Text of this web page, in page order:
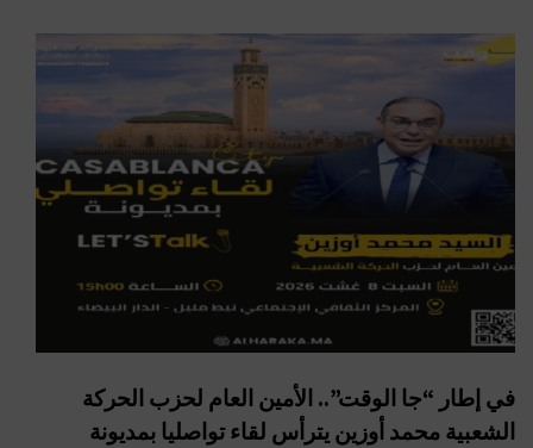
في إطار “جا الوقت”.. الأمين العام لحزب الحركة
الشعبية محمد أوزين يترأس لقاء تواصليا بمديونة